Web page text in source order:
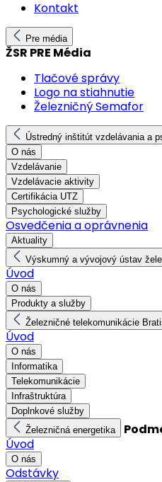
Kontakt
Pre média
ŽSR PRE Média
Tlačové správy
Logo na stiahnutie
Železničný Semafor
Ústredný inštitút vzdelávania a
O nás
Vzdelávanie
Vzdelávacie aktivity
Certifikácia UTZ
Psychologické služby
Osvedčenia a oprávnenia
Aktuality
Výskumný a vývojový ústav
Úvod
O nás
Produkty a služby
Železničné telekomunikácie
Úvod
O nás
Informatika
Telekomunikácie
Infraštruktúra
Doplnkové služby
Železničná energetika
Úvod
O nás
Odstávky